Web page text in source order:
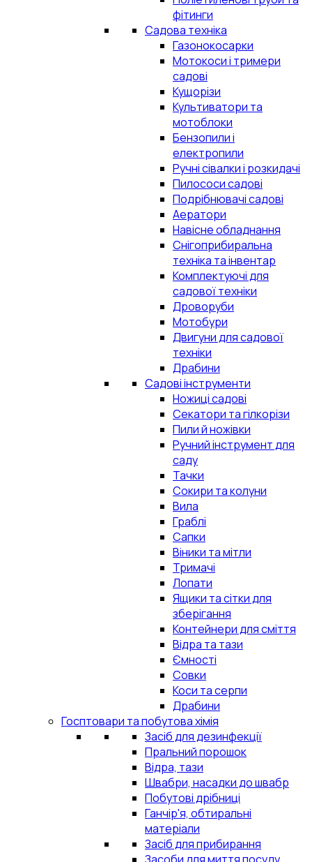
фітинги
Садова техніка
Газонокосарки
Мотокоси і тримери
садові
Кущорізи
Культиватори та
мотоблоки
Бензопили і
електропили
Ручні сівалки і розкидачі
Пилососи садові
Подрібнювачі садові
Аератори
Навісне обладнання
Снігоприбиральна
техніка та інвентар
Комплектуючі для
садової техніки
Дроворуби
Мотобури
Двигуни для садової
техніки
Драбини
Садові інструменти
Ножиці садові
Секатори та гілкорізи
Пили й ножівки
Ручний інструмент для
саду
Тачки
Сокири та колуни
Вила
Граблі
Сапки
Віники та мітли
Тримачі
Лопати
Ящики та сітки для
зберігання
Контейнери для сміття
Відра та тази
Ємності
Совки
Коси та серпи
Драбини
Госптовари та побутова хімія
Засіб для дезинфекції
Пральний порошок
Відра, тази
Швабри, насадки до швабр
Побутові дрібниці
Ганчір'я, обтиральні
матеріали
Засіб для прибирання